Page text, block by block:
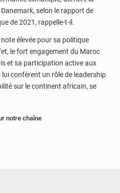
selon le rapport de
de 2021, rappelle-t-il.
élevée pour sa politique
le fort engagement du Maroc
et sa participation active aux
confèrent un rôle de leadership
sur le continent africain, se
notre chaîne